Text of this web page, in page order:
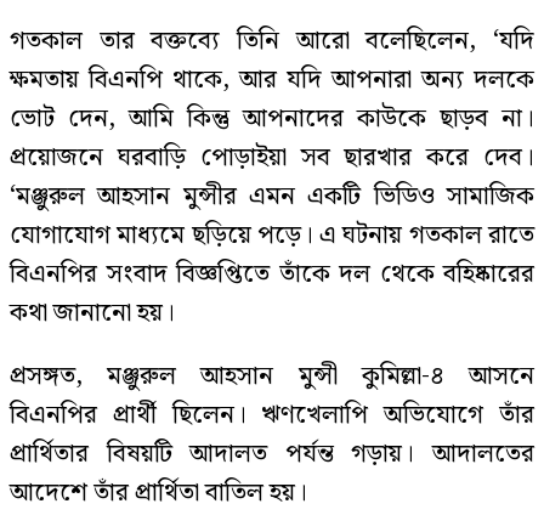
গতকাল তার বক্তব্যে তিনি আরো বলেছিলেন, ‘যদি
ক্ষমতায় বিএনপি থাকে, আর যদি আপনারা অন্য দলকে
ভোট দেন, আমি কিন্তু আপনাদের কাউকে ছাড়ব না।
প্রয়োজনে ঘরবাড়ি পোড়াইয়া সব ছারখার করে দেব।
‘মঞ্জুরুল আহসান মুন্সীর এমন একটি ভিডিও সামাজিক
যোগাযোগ মাধ্যমে ছড়িয়ে পড়ে। এ ঘটনায় গতকাল রাতে
বিএনপির সংবাদ বিজ্ঞপ্তিতে তাঁকে দল থেকে বহিষ্কারের
কথা জানানো হয়।
প্রসঙ্গত, মঞ্জুরুল আহসান মুন্সী কুমিল্লা-৪ আসনে
বিএনপির প্রার্থী ছিলেন। ঋণখেলাপি অভিযোগে তাঁর
প্রার্থিতার বিষয়টি আদালত পর্যন্ত গড়ায়। আদালতের
আদেশে তাঁর প্রার্থিতা বাতিল হয়।